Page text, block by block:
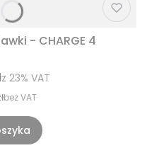
- CHARGE 4
z 23% VAT
bez VAT